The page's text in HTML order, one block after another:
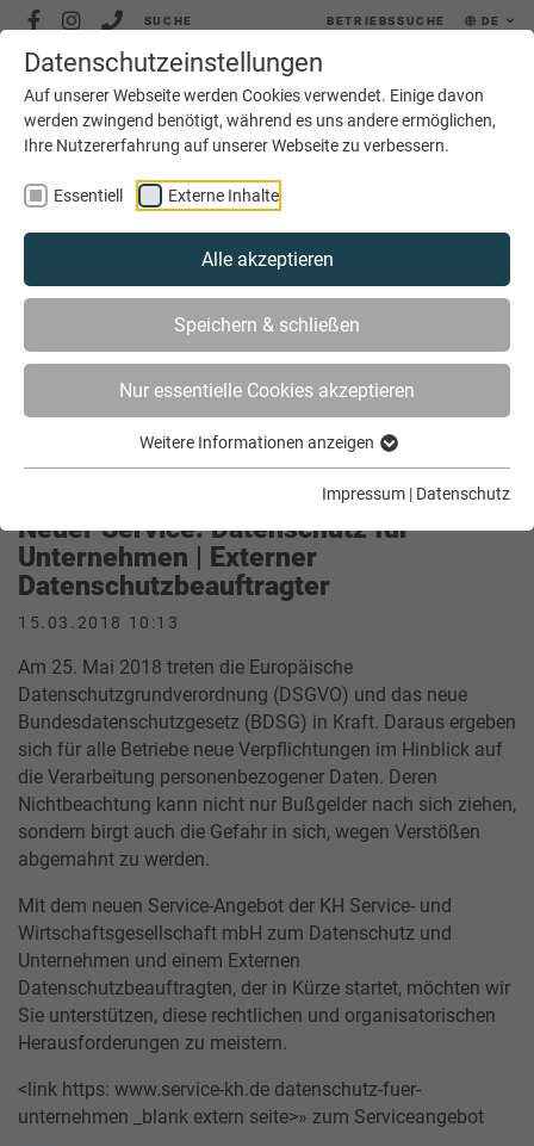
Datenschutzeinstellungen
Auf unserer Webseite werden Cookies verwendet. Einige davon
werden zwingend benötigt, während es uns andere ermöglichen,
Ihre Nutzererfahrung auf unserer Webseite zu verbessern.
Essentiell Externe Inhalte
Alle akzeptieren
Speichern & schließen
Nur essentielle Cookies akzeptieren
Weitere Informationen anzeigen
Impressum | Datenschutz
SUCHE BETRIEBSSUCHE DE
MENÜ
AKTUELLES
NEUER SERVICE: DATENSCHUTZ FÜR UNTERNEHMEN |
EXTERNER DATENSCHUTZBEAUFTRAGTER
Neuer Service: Datenschutz für
Unternehmen | Externer
Datenschutzbeauftragter
15.03.2018 10:13
Am 25. Mai 2018 treten die Europäische
Datenschutzgrundverordnung (DSGVO) und das neue
Bundesdatenschutzgesetz (BDSG) in Kraft. Daraus ergeben
sich für alle Betriebe neue Verpflichtungen im Hinblick auf
die Verarbeitung personenbezogener Daten. Deren
Nichtbeachtung kann nicht nur Bußgelder nach sich ziehen,
sondern birgt auch die Gefahr in sich, wegen Verstößen
abgemahnt zu werden.
Mit dem neuen Service-Angebot der KH Service- und
Wirtschaftsgesellschaft mbH zum Datenschutz und
Unternehmen und einem Externen
Datenschutzbeauftragten, der in Kürze startet, möchten wir
Sie unterstützen, diese rechtlichen und organisatorischen
Herausforderungen zu meistern.
<link https: www.service-kh.de datenschutz-fuer-
unternehmen _blank extern seite>» zum Serviceangebot